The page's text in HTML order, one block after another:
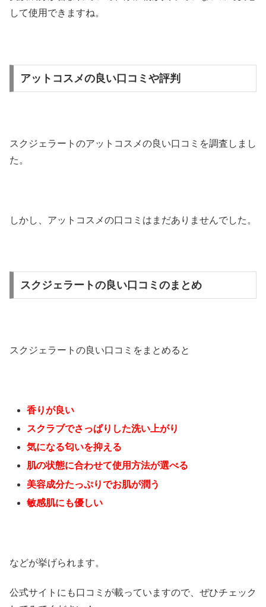
して使用できますね。
アットコスメの良い口コミや評判
スクジェラートのアットコスメの良い口コミを調査しまし
た。
しかし、アットコスメの口コミはまだありませんでした。
スクジェラートの良い口コミのまとめ
スクジェラートの良い口コミをまとめると
香りが良い
スクラブでさっぱりした洗い上がり
気になる匂いを抑える
肌の状態に合わせて使用方法が選べる
美容成分たっぷりでお肌が潤う
敏感肌にも優しい
などが挙げられます。
公式サイトにも口コミが載っていますので、ぜひチェック